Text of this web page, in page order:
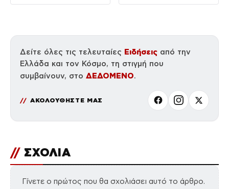
Δείτε όλες τις τελευταίες Ειδήσεις από την
Ελλάδα και τον Κόσμο, τη στιγμή που
συμβαίνουν, στο ΔΕΔΟΜΕΝΟ.
ΑΚΟΛΟΥΘΗΣΤΕ ΜΑΣ
// ΣΧΟΛΙΑ
Γίνετε ο πρώτος που θα σχολιάσει αυτό το άρθρο.